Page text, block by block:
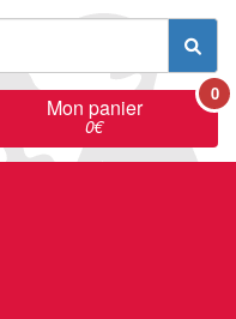
Mon panier
0€
0